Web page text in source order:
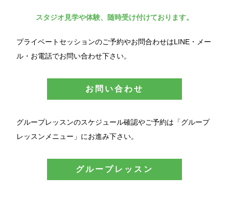
スタジオ見学や体験、随時受け付けております。
プライベートセッションのご予約やお問合わせはLINE・メー
ル・お電話でお問い合わせ下さい。
お問い合わせ
グループレッスンのスケジュール確認やご予約は「グループ
レッスンメニュー」にお進み下さい。
グループレッスン